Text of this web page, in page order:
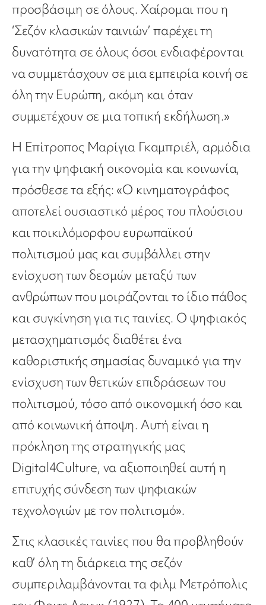
προσβάσιμη σε όλους. Χαίρομαι που η
‘Σεζόν κλασικών ταινιών’ παρέχει τη
δυνατότητα σε όλους όσοι ενδιαφέρονται
να συμμετάσχουν σε μια εμπειρία κοινή σε
όλη την Ευρώπη, ακόμη και όταν
συμμετέχουν σε μια τοπική εκδήλωση.»
Η Επίτροπος Μαρίγια Γκαμπριέλ, αρμόδια
για την ψηφιακή οικονομία και κοινωνία,
πρόσθεσε τα εξής: «Ο κινηματογράφος
αποτελεί ουσιαστικό μέρος του πλούσιου
και ποικιλόμορφου ευρωπαϊκού
πολιτισμού μας και συμβάλλει στην
ενίσχυση των δεσμών μεταξύ των
ανθρώπων που μοιράζονται το ίδιο πάθος
και συγκίνηση για τις ταινίες. Ο ψηφιακός
μετασχηματισμός διαθέτει ένα
καθοριστικής σημασίας δυναμικό για την
ενίσχυση των θετικών επιδράσεων του
πολιτισμού, τόσο από οικονομική όσο και
από κοινωνική άποψη. Αυτή είναι η
πρόκληση της στρατηγικής μας
Digital4Culture, να αξιοποιηθεί αυτή η
επιτυχής σύνδεση των ψηφιακών
τεχνολογιών με τον πολιτισμό».
Στις κλασικές ταινίες που θα προβληθούν
καθ’ όλη τη διάρκεια της σεζόν
συμπεριλαμβάνονται τα φιλμ Μετρόπολις